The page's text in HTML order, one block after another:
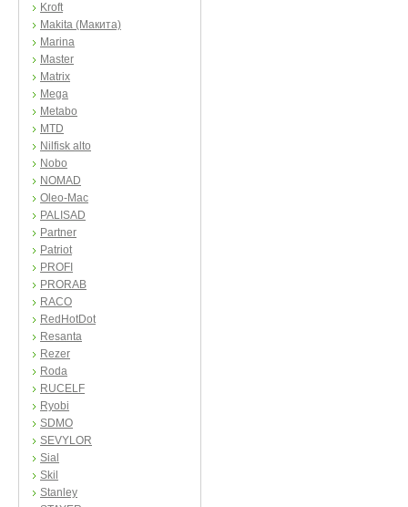
Kroft
Makita (Макита)
Marina
Master
Matrix
Mega
Metabo
MTD
Nilfisk alto
Nobo
NOMAD
Oleo-Mac
PALISAD
Partner
Patriot
PROFI
PRORAB
RACO
RedHotDot
Resanta
Rezer
Roda
RUCELF
Ryobi
SDMO
SEVYLOR
Sial
Skil
Stanley